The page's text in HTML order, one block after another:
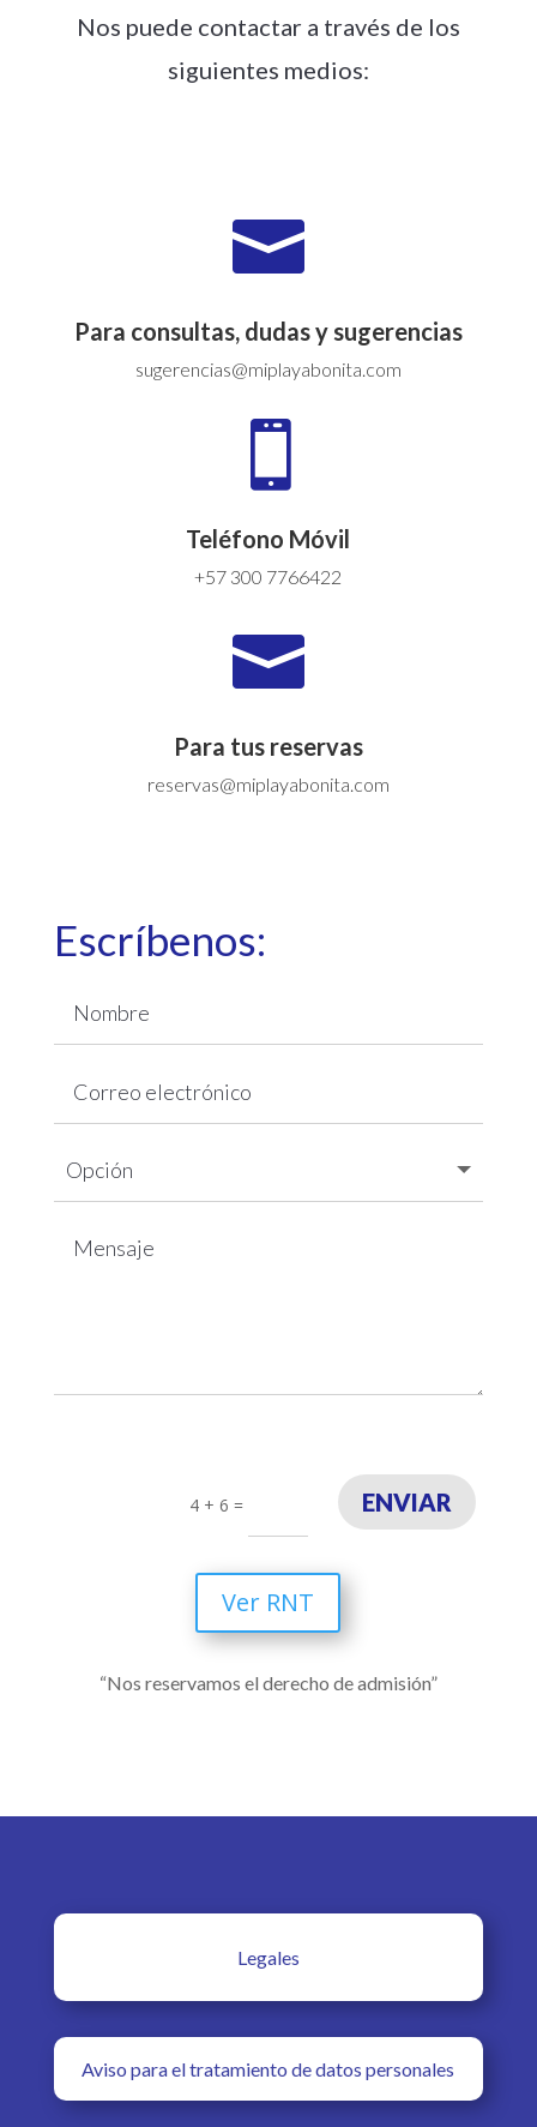
Nos puede contactar a través de los
siguientes medios:

Para consultas, dudas y sugerencias
sugerencias@miplayabonita.com

Teléfono Móvil
+57 300 7766422

Para tus reservas
reservas@miplayabonita.com
Escríbenos:
4 + 6 = ENVIAR
Ver RNT
“Nos reservamos el derecho de admisión”
Legales
Aviso para el tratamiento de datos personales